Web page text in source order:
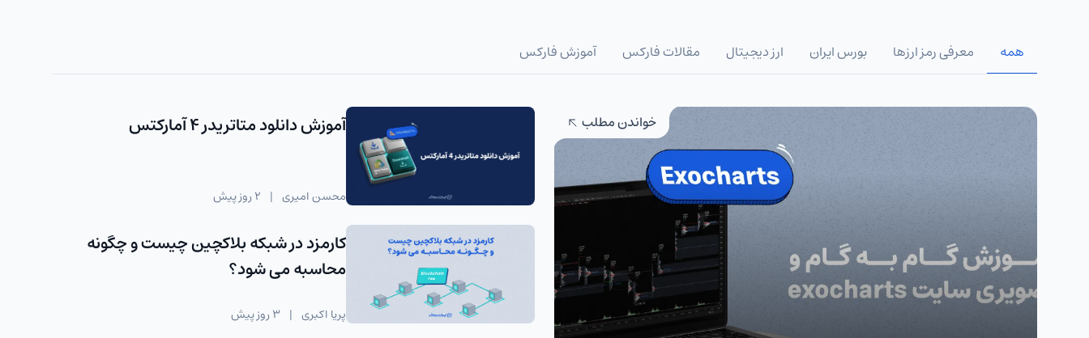
همه معرفی رمز ارزها بورس ایران ارز دیجیتال مقالات فارکس آموزش فارکس
خواندن مطلب آموزش دانلود متاتریدر 4 آمارکتس
محسن امیری | 2 روز پیش
کارمزد در شبکه بلاکچین چیست و چگونه
محاسبه می شود؟
پریا اکبری | 3 روز پیش